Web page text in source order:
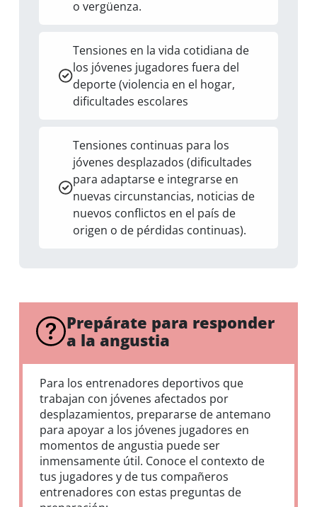
o vergüenza.
Tensiones en la vida cotidiana de
los jóvenes jugadores fuera del
deporte (violencia en el hogar,
dificultades escolares
Tensiones continuas para los
jóvenes desplazados (dificultades
para adaptarse e integrarse en
nuevas circunstancias, noticias de
nuevos conflictos en el país de
origen o de pérdidas continuas).
Prepárate para responder
a la angustia
Para los entrenadores deportivos que
trabajan con jóvenes afectados por
desplazamientos, prepararse de antemano
para apoyar a los jóvenes jugadores en
momentos de angustia puede ser
inmensamente útil. Conoce el contexto de
tus jugadores y de tus compañeros
entrenadores con estas preguntas de